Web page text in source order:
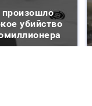
убийство